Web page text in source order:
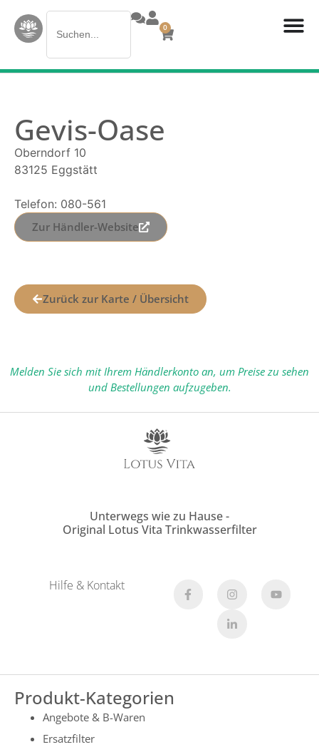
for:
0
Gevis-Oase
Oberndorf 10
83125 Eggstätt
Telefon: 080-561
Zur Händler-Website
Zurück zur Karte / Übersicht
Melden Sie sich mit Ihrem Händlerkonto an, um Preise zu sehen
und Bestellungen aufzugeben.
Unterwegs wie zu Hause -
Original Lotus Vita Trinkwasserfilter
Hilfe & Kontakt
Produkt-Kategorien
Angebote & B-Waren
Ersatzfilter